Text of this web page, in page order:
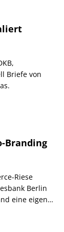
Briefe von
Branding
Riese
Berlin
eine eigene